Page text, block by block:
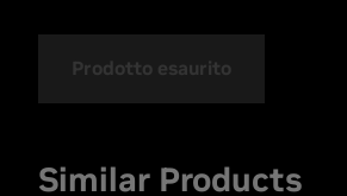
Prodotto esaurito
Similar Products